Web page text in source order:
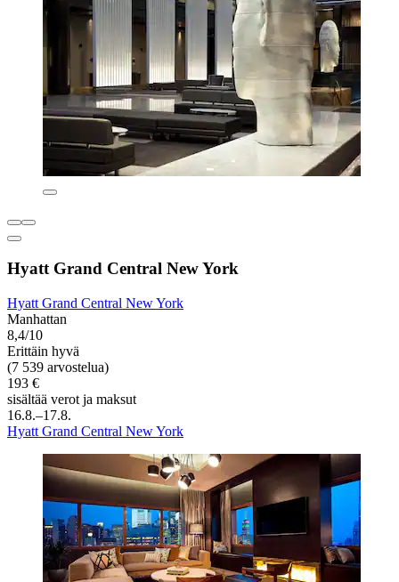
Hyatt Grand Central New York
Hyatt Grand Central New York
Manhattan
8,4/10
Erittäin hyvä
(7 539 arvostelua)
193 €
sisältää verot ja maksut
16.8.–17.8.
Hyatt Grand Central New York